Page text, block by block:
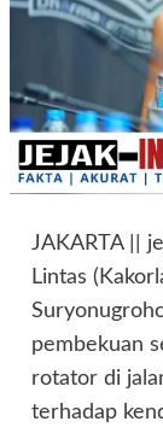
JAKARTA ||
Lintas
pembekuan
rotator di
terhadap